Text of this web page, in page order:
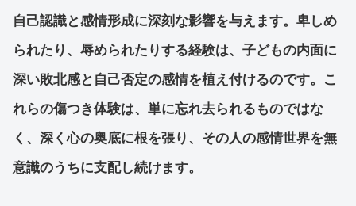
自己認識と感情形成に深刻な影響を与えます。卑しめ
られたり、辱められたりする経験は、子どもの内面に
深い敗北感と自己否定の感情を植え付けるのです。こ
れらの傷つき体験は、単に忘れ去られるものではな
く、深く心の奥底に根を張り、その人の感情世界を無
意識のうちに支配し続けます。